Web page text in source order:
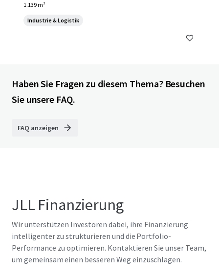
1.139 m²
Industrie & Logistik
Haben Sie Fragen zu diesem Thema? Besuchen
Sie unsere FAQ.
FAQ anzeigen
JLL Finanzierung
Wir unterstützen Investoren dabei, ihre Finanzierung
intelligenter zu strukturieren und die Portfolio-
Performance zu optimieren. Kontaktieren Sie unser Team,
um gemeinsam einen besseren Weg einzuschlagen.